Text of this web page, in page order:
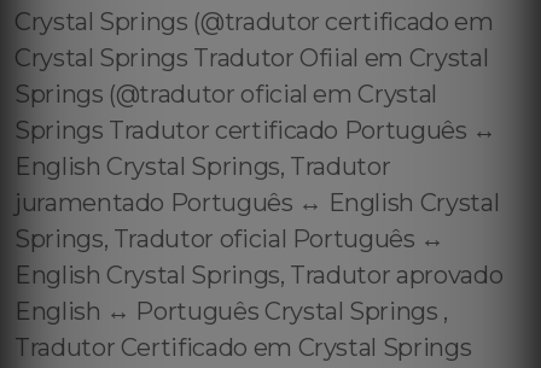
Crystal Springs (@tradutor certificado em
Crystal Springs Tradutor Ofiial em Crystal
Springs (@tradutor oficial em Crystal
Springs Tradutor certificado Português ↔️
English Crystal Springs, Tradutor
juramentado Português ↔️ English Crystal
Springs, Tradutor oficial Português ↔️
English Crystal Springs, Tradutor aprovado
English ↔️ Português Crystal Springs ,
Tradutor Certificado em Crystal Springs